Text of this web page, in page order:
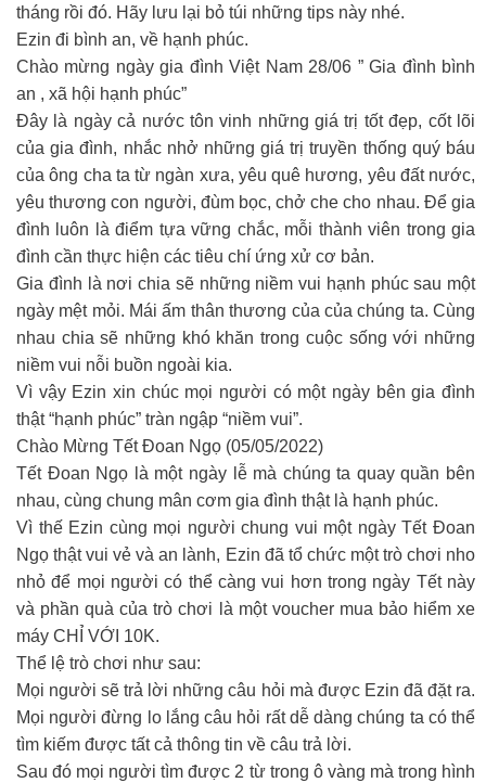
tháng rồi đó. Hãy lưu lại bỏ túi những tips này nhé.
Ezin đi bình an, về hạnh phúc.
Chào mừng ngày gia đình Việt Nam 28/06 ” Gia đình bình
an , xã hội hạnh phúc”
Đây là ngày cả nước tôn vinh những giá trị tốt đẹp, cốt lõi
của gia đình, nhắc nhở những giá trị truyền thống quý báu
của ông cha ta từ ngàn xưa, yêu quê hương, yêu đất nước,
yêu thương con người, đùm bọc, chở che cho nhau. Để gia
đình luôn là điểm tựa vững chắc, mỗi thành viên trong gia
đình cần thực hiện các tiêu chí ứng xử cơ bản.
Gia đình là nơi chia sẽ những niềm vui hạnh phúc sau một
ngày mệt mỏi. Mái ấm thân thương của của chúng ta. Cùng
nhau chia sẽ những khó khăn trong cuộc sống với những
niềm vui nỗi buồn ngoài kia.
Vì vậy Ezin xin chúc mọi người có một ngày bên gia đình
thật “hạnh phúc” tràn ngập “niềm vui”.
Chào Mừng Tết Đoan Ngọ (05/05/2022)
Tết Đoan Ngọ là một ngày lễ mà chúng ta quay quần bên
nhau, cùng chung mân cơm gia đình thật là hạnh phúc.
Vì thế Ezin cùng mọi người chung vui một ngày Tết Đoan
Ngọ thật vui vẻ và an lành, Ezin đã tổ chức một trò chơi nho
nhỏ để mọi người có thể càng vui hơn trong ngày Tết này
và phần quà của trò chơi là một voucher mua bảo hiểm xe
máy CHỈ VỚI 10K.
Thể lệ trò chơi như sau:
Mọi người sẽ trả lời những câu hỏi mà được Ezin đã đặt ra.
Mọi người đừng lo lắng câu hỏi rất dễ dàng chúng ta có thể
tìm kiếm được tất cả thông tin về câu trả lời.
Sau đó mọi người tìm được 2 từ trong ô vàng mà trong hình